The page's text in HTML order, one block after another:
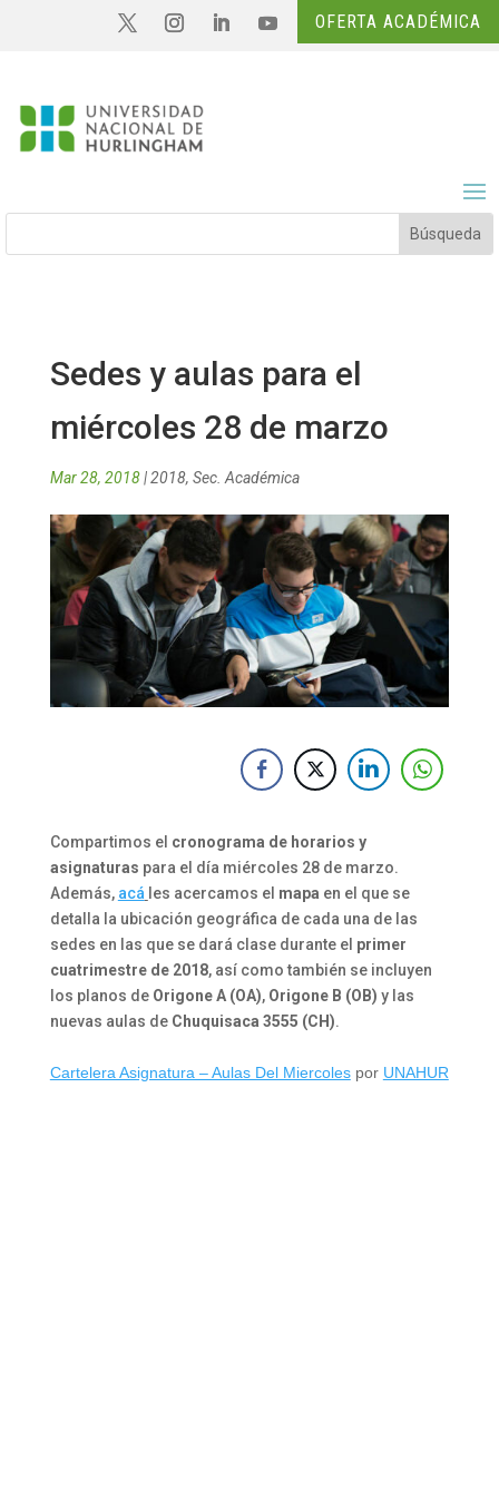
OFERTA ACADÉMICA
Sedes y aulas para el
miércoles 28 de marzo
Mar 28, 2018|2018, Sec. Académica
Compartimos el cronograma de horarios y
asignaturas para el día miércoles 28 de marzo.
Además, acá les acercamos el mapa en el que se
detalla la ubicación geográfica de cada una de las
sedes en las que se dará clase durante el primer
cuatrimestre de 2018, así como también se incluyen
los planos de Origone A (OA), Origone B (OB) y las
nuevas aulas de Chuquisaca 3555 (CH).
Cartelera Asignatura – Aulas Del Miercolespor UNAHUR